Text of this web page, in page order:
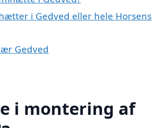
i Gedved eller hele Horsens
Gedved
i montering af